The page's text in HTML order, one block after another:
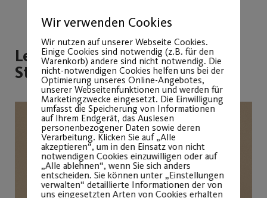
Leitung Trainingsfläche
Studio N°1
Wir verwenden Cookies
Wir nutzen auf unserer Webseite Cookies.
Einige Cookies sind notwendig (z.B. für den
Warenkorb) andere sind nicht notwendig. Die
nicht-notwendigen Cookies helfen uns bei der
Optimierung unseres Online-Angebotes,
unserer Webseitenfunktionen und werden für
Marketingzwecke eingesetzt. Die Einwilligung
umfasst die Speicherung von Informationen
auf Ihrem Endgerät, das Auslesen
personenbezogener Daten sowie deren
Verarbeitung. Klicken Sie auf „Alle
akzeptieren“, um in den Einsatz von nicht
notwendigen Cookies einzuwilligen oder auf
„Alle ablehnen“, wenn Sie sich anders
entscheiden. Sie können unter „Einstellungen
verwalten“ detaillierte Informationen der von
uns eingesetzten Arten von Cookies erhalten